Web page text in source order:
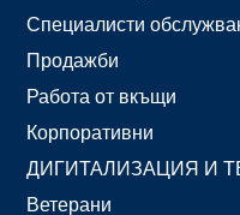
Специалисти
Продажби
Работа от вкъщи
Корпоративни
ДИГИТАЛИЗАЦИЯ И
Ветерани